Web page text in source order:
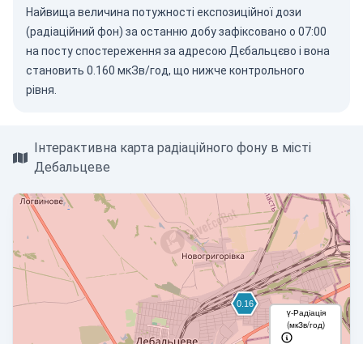
Найвища величина потужності експозиційної дози
(радіаційний фон) за останню добу зафіксовано о 07:00
на посту спостереження за адресою Дєбальцєво і вона
становить 0.160 мкЗв/год, що нижче контрольного
рівня.
Інтерактивна карта радіаційного фону в місті
Дебальцеве
γ-Радіація
(мкЗв/год)